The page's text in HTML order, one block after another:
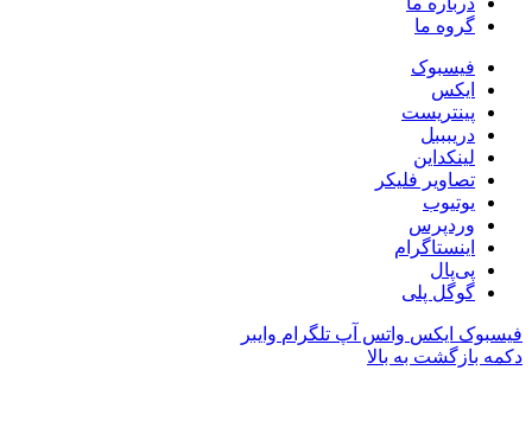
گروه ما
فیسبوک
ایکس
پینتریست
دریبببل
لینکداین
تصاویر فلیکر
یوتیوب
وردپرس
اینستاگرام
پی‌پال
گوگل پلی
فیسبوک ایکس واتس آپ تلگرام وایبر
دکمه بازگشت به بالا